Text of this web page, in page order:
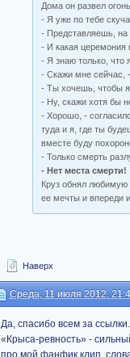
Дома он развел
- Я уже по тебе
- Представляешь, на
- И какая церемония
- Я знаю только, что
- Скажи мне сейчас,
- Ты хочешь, чтобы я
- Ну, скажи хотя бы
- Хорошо, -
туда и я, где ты
вместе буду
- Только смерть
- Нет места смерти!
Круз обнял любимую
ее мечты и впереди
Наверх
Среда, 11 июля 2012,
Да, спасибо всем за
«Крыса-ревность» -
про мой фанфик клип,